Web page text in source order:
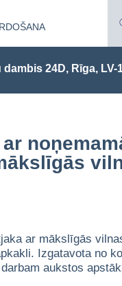
dambis 24D, Rīga, LV-
ar mākslīgās
Izgatavota no
aukstos